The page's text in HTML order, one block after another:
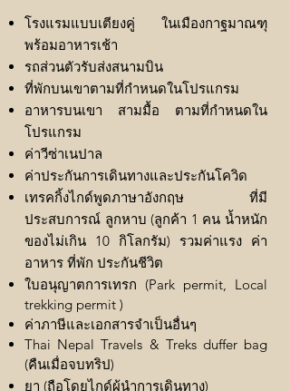
โรงแรมแบบเตียงคู่ ในเมืองกาฐมาณฑุ
พร้อมอาหารเช้า
รถส่วนตัวรับส่งสนามบิน
ที่พักบนเขาตามที่กำหนดในโปรแกรม
อาหารบนเขา สามมื้อ ตามที่กำหนดใน
โปรแกรม
ค่าวีซ่าเนปาล
ค่าประกันการเดินทางและประกันโควิด
เทรคกิ้งไกด์พูดภาษาอังกฤษ ที่มี
ประสบการณ์ ลูกหาบ (ลูกค้า 1 คน น้ำหนัก
ของไม่เกิน 10 กิโลกรัม) รวมค่าแรง ค่า
อาหาร ที่พัก ประกันชีวิต
ใบอนุญาตการเทรก (Park permit, Local
trekking permit )
ค่าภาษีและเอกสารจำเป็นอื่นๆ
Thai Nepal Travels & Treks duffer bag
(คืนเมื่อจบทริป)
ยา (ถือโดยไกด์ผู้นำการเดินทาง)